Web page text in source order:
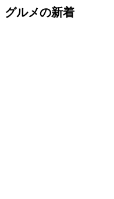
グルメの新着